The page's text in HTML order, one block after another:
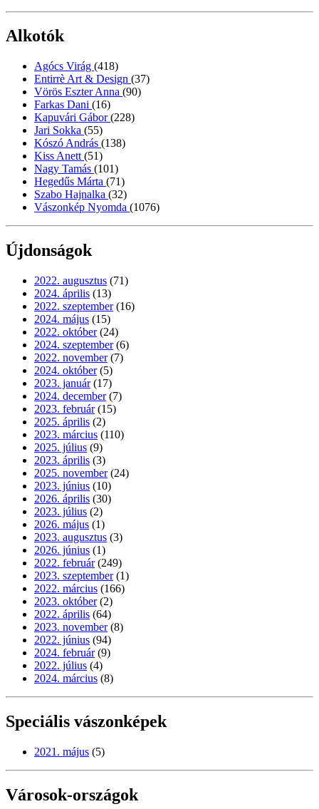
Alkotók
Agócs Virág (418)
Entirrè Art & Design (37)
Vörös Eszter Anna (90)
Farkas Dani (16)
Kapuvári Gábor(228)
Jari Sokka (55)
Kószó András (138)
Kiss Anett (51)
Nagy Tamás (101)
Hegedűs Márta (71)
Szabo Hajnalka (32)
Vászonkép Nyomda (1076)
Újdonságok
2022. augusztus (71)
2024. április (13)
2022. szeptember (16)
2024. május (15)
2022. október (24)
2024. szeptember (6)
2022. november (7)
2024. október (5)
2023. január (17)
2024. december (7)
2023. február (15)
2025. április (2)
2023. március (110)
2025. július (9)
2023. április (3)
2025. november (24)
2023. június (10)
2026. április (30)
2023. július (2)
2026. május (1)
2023. augusztus (3)
2026. június (1)
2022. február (249)
2023. szeptember (1)
2022. március (166)
2023. október (2)
2022. április (64)
2023. november (8)
2022. június (94)
2024. február (9)
2022. július (4)
2024. március (8)
Speciális vászonképek
2021. május (5)
Városok-országok